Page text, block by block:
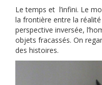
Le temps et l’infini. Le
la frontière entre la
perspective inversée,
objets fracassés. On
des histoires.